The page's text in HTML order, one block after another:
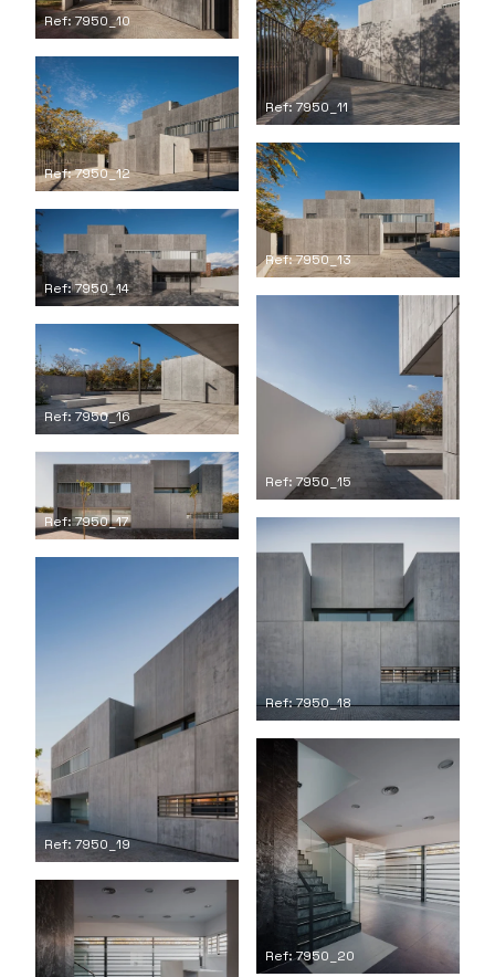
Ref: 7950_10
Ref: 7950_11
Ref: 7950_12
Ref: 7950_13
Ref: 7950_14
Ref: 7950_15
Ref: 7950_16
Ref: 7950_17
Ref: 7950_18
Ref: 7950_19
Ref: 7950_20